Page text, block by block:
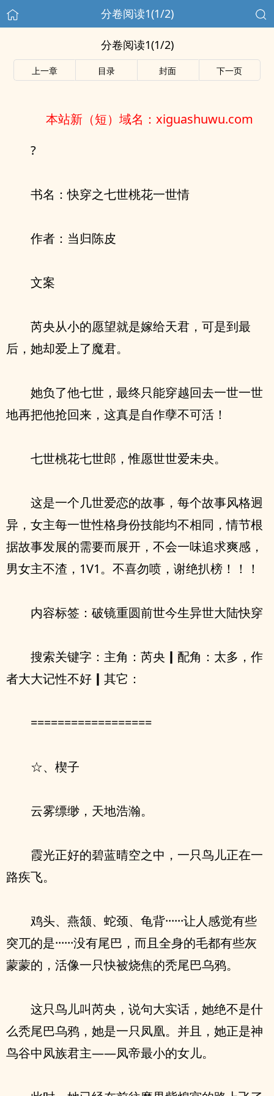
分卷阅读1(1/2)
分卷阅读1(1/2)
上一章 目录 封面 下一页
本站新（短）域名：xiguashuwu.com
?
书名：快穿之七世桃花一世情
作者：当归陈皮
文案
芮央从小的愿望就是嫁给天君，可是到最
后，她却爱上了魔君。
她负了他七世，最终只能穿越回去一世一世
地再把他抢回来，这真是自作孽不可活！
七世桃花七世郎，惟愿世世爱未央。
这是一个几世爱恋的故事，每个故事风格迥
异，女主每一世性格身份技能均不相同，情节根
据故事发展的需要而展开，不会一味追求爽感，
男女主不渣，1V1。不喜勿喷，谢绝扒榜！！！
内容标签：破镜重圆前世今生异世大陆快穿
搜索关键字：主角：芮央┃配角：太多，作
者大大记性不好┃其它：
==================
☆、楔子
云雾缥缈，天地浩瀚。
霞光正好的碧蓝晴空之中，一只鸟儿正在一
路疾飞。
鸡头、燕颔、蛇颈、龟背······让人感觉有些
突兀的是······没有尾巴，而且全身的毛都有些灰
蒙蒙的，活像一只快被烧焦的秃尾巴乌鸦。
这只鸟儿叫芮央，说句大实话，她绝不是什
么秃尾巴乌鸦，她是一只凤凰。并且，她正是神
鸟谷中凤族君主——凤帝最小的女儿。